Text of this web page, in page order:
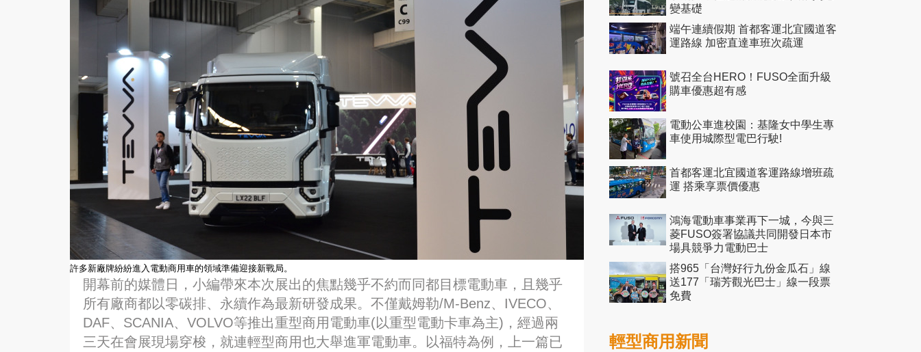
許多新廠牌紛紛進入電動商用車的領域準備迎接新戰局。
開幕前的媒體日，小編帶來本次展出的焦點幾乎不約而同都目標電動車，且幾乎
所有廠商都以零碳排、永續作為最新研發成果。不僅戴姆勒/M-Benz、IVECO、
DAF、SCANIA、VOLVO等推出重型商用電動車(以重型電動卡車為主)，經過兩
三天在會展現場穿梭，就連輕型商用也大舉進軍電動車。以福特為例，上一篇已
變基礎
端午連續假期 首都客運北宜國道客
運路線 加密直達車班次疏運
號召全台HERO！FUSO全面升級
購車優惠超有感
電動公車進校園：基隆女中學生專
車使用城際型電巴行駛!
首都客運北宜國道客運路線增班疏
運 搭乘享票價優惠
鴻海電動車事業再下一城，今與三
菱FUSO簽署協議共同開發日本市
場具競爭力電動巴士
搭965「台灣好行九份金瓜石」線
送177「瑞芳觀光巴士」線一段票
免費
輕型商用新聞